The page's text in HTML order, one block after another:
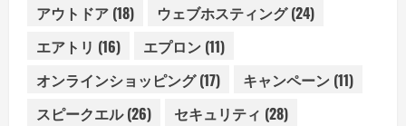
アウトドア (18) ウェブホスティング(24)
エアトリ (16) エプロン (11)
オンラインショッピング(17) キャンペーン (11)
スピークエル(26) セキュリティ (28)